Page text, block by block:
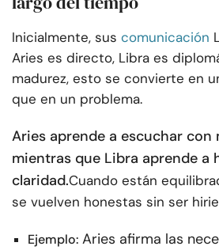
Inicialmente, sus comunicación
Aries es directo, Libra es
madurez, esto se convierte en
que en un problema.
Aries aprende a escuchar con
mientras que Libra aprende a
claridad.Cuando están
se vuelven honestas sin ser
Ejemplo: Aries afirma las